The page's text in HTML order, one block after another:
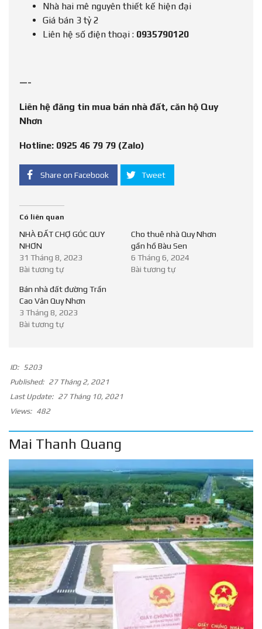
Nhà hai mê nguyên thiết kế hiện đại
Giá bán 3 tỷ 2
Liên hệ số điện thoại : 0935790120
—-
Liên hệ đăng tin mua bán nhà đất, căn hộ Quy
Nhơn
Hotline: 0925 46 79 79 (Zalo)
Share on Facebook Tweet
Có liên quan
NHÀ ĐẤT CHỢ GÓC QUY
NHƠN
31 Tháng 8, 2023
Bài tương tự
Cho thuê nhà Quy Nhơn
gần hồ Bàu Sen
6 Tháng 6, 2024
Bài tương tự
Bán nhà đất đường Trần
Cao Vân Quy Nhơn
3 Tháng 8, 2023
Bài tương tự
ID: 5203
Published: 27 Tháng 2, 2021
Last Update: 27 Tháng 10, 2021
Views: 482
Mai Thanh Quang